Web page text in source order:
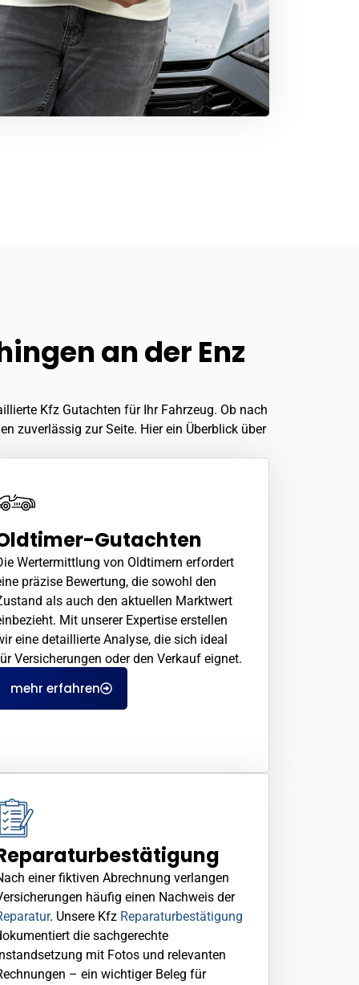
an der Enz
Kfz Gutachten für Ihr Fahrzeug. Ob nach
zuverlässig zur Seite. Hier ein Überblick über
Gutachten
Wertermittlung von Oldtimern erfordert
präzise Bewertung, die sowohl den
als auch den aktuellen Marktwert
Mit unserer Expertise erstellen
eine detaillierte Analyse, die sich ideal
Versicherungen oder den Verkauf eignet.
mehr erfahren
einer fiktiven Abrechnung verlangen
häufig einen Nachweis der
. Unsere Kfz Reparaturbestätigung
die sachgerechte
mit Fotos und relevanten
– ein wichtiger Beleg für